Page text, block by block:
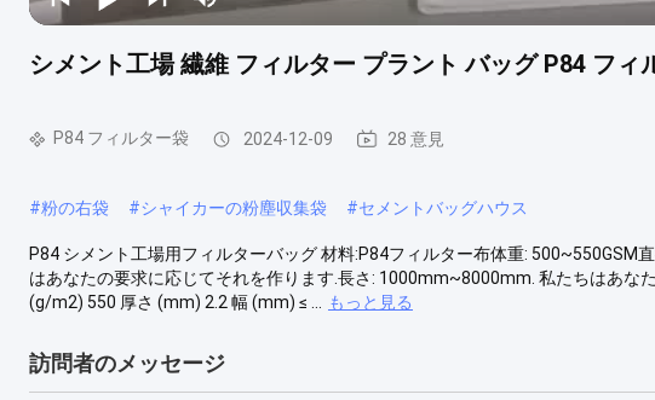
シメント工場 繊維 フィルター プラント バッグ P84 フィ
P84 フィルター袋 2024-12-09 28 意見
#粉の右袋 #シャイカーの粉塵収集袋 #セメントバッグハウス
P84 シメント工場用フィルターバッグ 材料:P84フィルター布体重:
はあなたの要求に応じてそれを作ります.長さ: 1000mm~8000mm. 私たちはあな
(g/m2) 550 厚さ (mm) 2.2 幅 (mm) ≤ ...
もっと見る
訪問者のメッセージ